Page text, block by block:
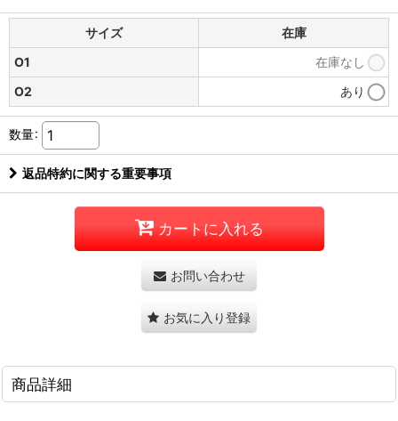
サイズ
在庫
O1
在庫なし
O2
あり
数量:
返品特約に関する重要事項
カートに入れる
お問い合わせ
お気に入り登録
商品詳細